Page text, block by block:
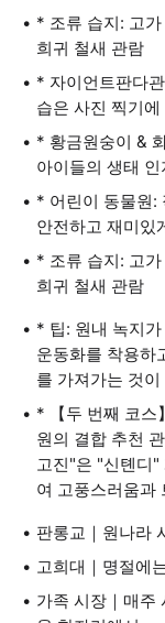
* 조류 습지: 고
희귀 철새 관람
* 자이언트판다
습은 사진 찍기
* 황금원숭이 &
아이들의 생태
* 어린이 동물원:
안전하고 재미있
* 조류 습지: 고
희귀 철새 관람
* 팁: 원내 녹지
운동화를 착용하
를 가져가는 것
* 【두 번째 코스
원의 결합 추천
고진"은 "신톈디"
여 고풍스러움과
판롱교｜원나라
고희대｜명절에
가족 시장｜매주